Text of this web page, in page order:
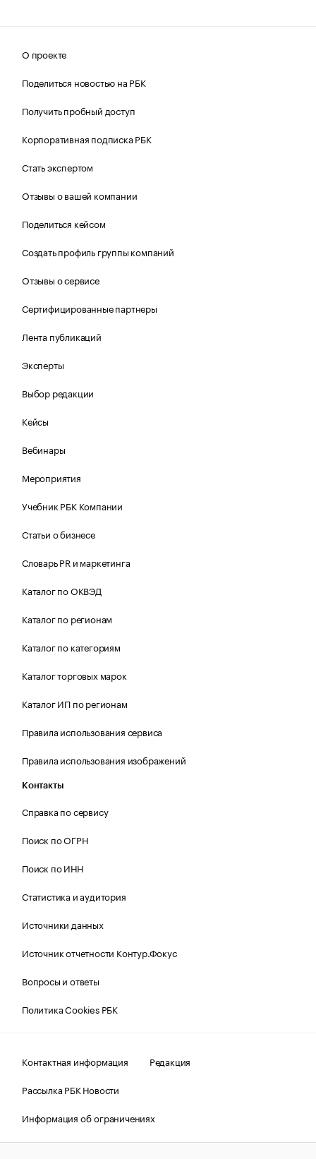
О проекте
Поделиться новостью на РБК
Получить пробный доступ
Корпоративная подписка РБК
Стать экспертом
Отзывы о вашей компании
Поделиться кейсом
Создать профиль группы компаний
Отзывы о сервисе
Сертифицированные партнеры
Лента публикаций
Эксперты
Выбор редакции
Кейсы
Вебинары
Мероприятия
Учебник РБК Компании
Статьи о бизнесе
Словарь PR и маркетинга
Каталог по ОКВЭД
Каталог по регионам
Каталог по категориям
Каталог торговых марок
Каталог ИП по регионам
Правила использования сервиса
Правила использования изображений
Контакты
Справка по сервису
Поиск по ОГРН
Поиск по ИНН
Статистика и аудитория
Источники данных
Источник отчетности Контур.Фокус
Вопросы и ответы
Политика Cookies РБК
Контактная информация
Редакция
Рассылка РБК Новости
Информация об ограничениях
Правовая информация
О соблюдении авторских прав